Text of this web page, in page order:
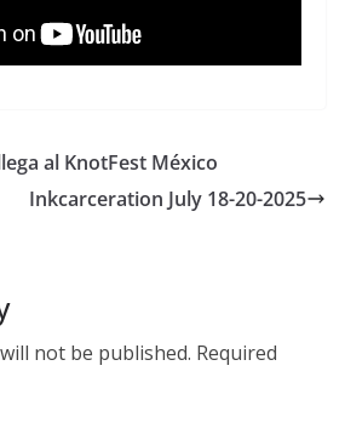
al KnotFest México
Inkcarceration July 18-20-2025
not be published. Required